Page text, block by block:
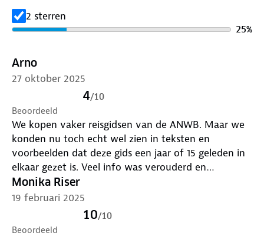
2 sterren
25%
Arno
27 oktober 2025
4/10
Beoordeeld
We kopen vaker reisgidsen van de ANWB. Maar we
konden nu toch echt wel zien in teksten en
voorbeelden dat deze gids een jaar of 15 geleden in
elkaar gezet is. Veel info was verouderd en
gedateerd en zo omschreven dat het soort of
tijdloos werd. Zijn we eigenlijk niet gewend van
deze soort reisgidsjes. Jammer.
Monika Riser
19 februari 2025
10/10
Beoordeeld